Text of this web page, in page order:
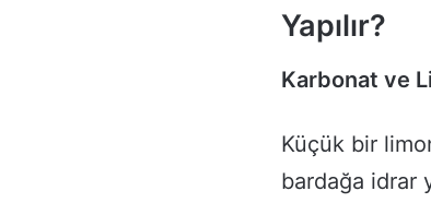
Yapılır?
Karbonat ve
Küçük bir
bardağa idrar